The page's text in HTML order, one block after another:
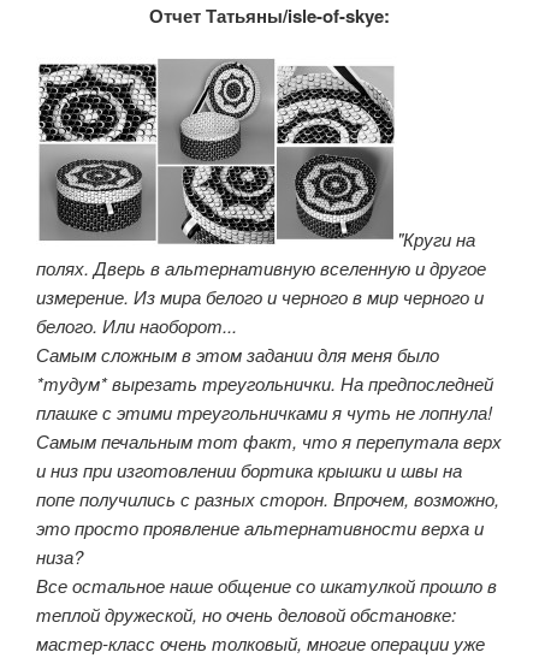
Отчет Татьяны/isle-of-skye:
"Круги на
полях. Дверь в альтернативную вселенную и другое
измерение. Из мира белого и черного в мир черного и
белого. Или наоборот...
Самым сложным в этом задании для меня было
*тудум* вырезать треугольнички. На предпоследней
плашке с этими треугольничками я чуть не лопнула!
Самым печальным тот факт, что я перепутала верх
и низ при изготовлении бортика крышки и швы на
попе получились с разных сторон. Впрочем, возможно,
это просто проявление альтернативности верха и
низа?
Все остальное наше общение со шкатулкой прошло в
теплой дружеской, но очень деловой обстановке:
мастер-класс очень толковый, многие операции уже